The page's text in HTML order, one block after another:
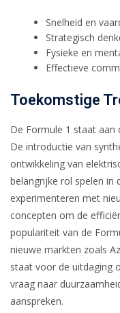
Snelheid en
Strategisch
Fysieke en
Effectieve
Toekomstige
De Formule 1 staat aan
De introductie van
ontwikkeling van
belangrijke rol spelen in
experimenteren met
concepten om de
populariteit van de
nieuwe markten zoals
staat voor de uitdaging
vraag naar
aanspreken.